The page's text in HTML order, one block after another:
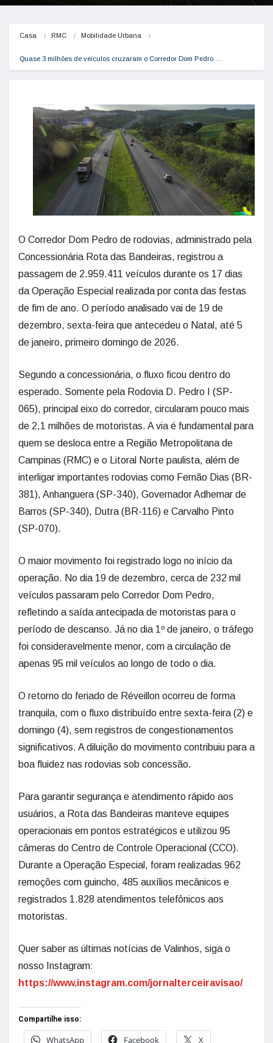
Casa RMC Mobilidade Urbana
Quase 3 milhões de veículos cruzaram o Corredor Dom Pedro…
O Corredor Dom Pedro de rodovias, administrado pela
Concessionária Rota das Bandeiras, registrou a
passagem de 2.959.411 veículos durante os 17 dias
da Operação Especial realizada por conta das festas
de fim de ano. O período analisado vai de 19 de
dezembro, sexta-feira que antecedeu o Natal, até 5
de janeiro, primeiro domingo de 2026.
Segundo a concessionária, o fluxo ficou dentro do
esperado. Somente pela Rodovia D. Pedro I (SP-
065), principal eixo do corredor, circularam pouco mais
de 2,1 milhões de motoristas. A via é fundamental para
quem se desloca entre a Região Metropolitana de
Campinas (RMC) e o Litoral Norte paulista, além de
interligar importantes rodovias como Fernão Dias (BR-
381), Anhanguera (SP-340), Governador Adhemar de
Barros (SP-340), Dutra (BR-116) e Carvalho Pinto
(SP-070).
O maior movimento foi registrado logo no início da
operação. No dia 19 de dezembro, cerca de 232 mil
veículos passaram pelo Corredor Dom Pedro,
refletindo a saída antecipada de motoristas para o
período de descanso. Já no dia 1º de janeiro, o tráfego
foi consideravelmente menor, com a circulação de
apenas 95 mil veículos ao longo de todo o dia.
O retorno do feriado de Réveillon ocorreu de forma
tranquila, com o fluxo distribuído entre sexta-feira (2) e
domingo (4), sem registros de congestionamentos
significativos. A diluição do movimento contribuiu para a
boa fluidez nas rodovias sob concessão.
Para garantir segurança e atendimento rápido aos
usuários, a Rota das Bandeiras manteve equipes
operacionais em pontos estratégicos e utilizou 95
câmeras do Centro de Controle Operacional (CCO).
Durante a Operação Especial, foram realizadas 962
remoções com guincho, 485 auxílios mecânicos e
registrados 1.828 atendimentos telefônicos aos
motoristas.
Quer saber as últimas notícias de Valinhos, siga o
nosso Instagram:
https://www.instagram.com/jornalterceiravisao/
Compartilhe isso:
WhatsApp
Facebook X